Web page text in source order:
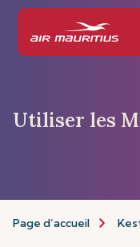
Utiliser les
Page d’accueil